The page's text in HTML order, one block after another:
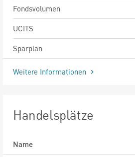
Fondsvolumen
UCITS
Sparplan
Weitere Informationen
Handelsplätze
Name